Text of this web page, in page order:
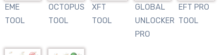
EME
TOOL
OCTOPUS
TOOL
XFT
TOOL
GLOBAL
UNLOCKER
PRO
EFT PRO
TOOL